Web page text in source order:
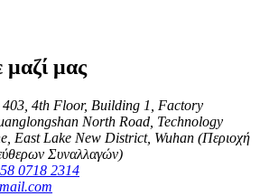
μαζί μας
403, 4th Floor, Building 1, Factory
North Road, Technology
East Lake New District, Wuhan (Περιοχή
Συναλλαγών)
0718 2314